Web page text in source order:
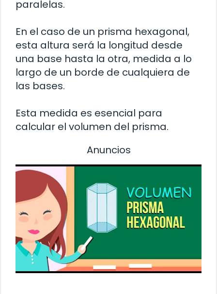
paralelas.
En el caso de un prisma hexagonal,
esta altura será la longitud desde
una base hasta la otra, medida a lo
largo de un borde de cualquiera de
las bases.
Esta medida es esencial para
calcular el volumen del prisma.
Anuncios